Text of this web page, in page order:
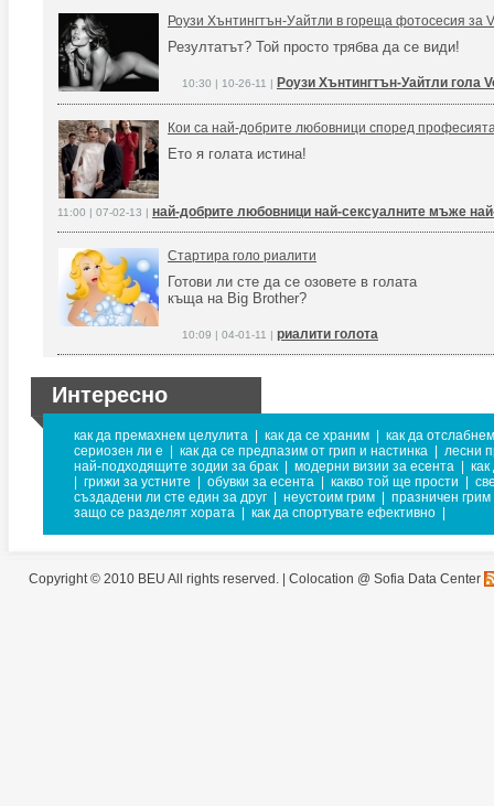
Роузи Хънтингтън-Уайтли в гореща фотосесия за
Резултатът? Той просто трябва да се види!
10:30 | 10-26-11 | Роузи Хънтингтън-Уайтли гола
Кои са най-добрите любовници според
Ето я голата истина!
11:00 | 07-02-13 | най-добрите любовници най-сексуалните мъже
Стартира голо риалити
Готови ли сте да се озовете в голата
къща на Big Brother?
10:09 | 04-01-11 | риалити голота
Интересно
как да премахнем целулита как да се храним
как да
сериозен ли е
как да се предпазим от грип и настинка
лесни
най-подходящите зодии за брак
модерни визии за есента
грижи за устните обувки за есента какво той ще прости
създадени ли сте един за друг
неустоим грим
празничен грим
защо се разделят хората
как да спортувате ефективно
Copyright © 2010 BEU All rights reserved. | Colocation @ Sofia Data Center